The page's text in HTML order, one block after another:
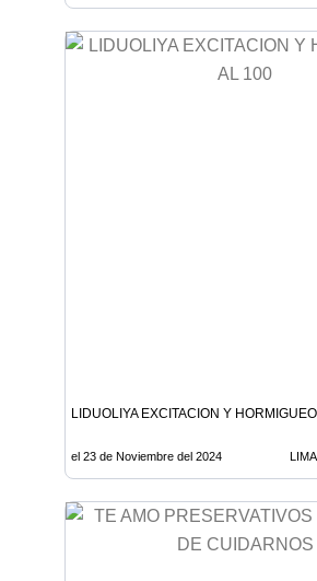
LIDUOLIYA EXCITACION Y
el 23 de Noviembre del 2024 LIMA